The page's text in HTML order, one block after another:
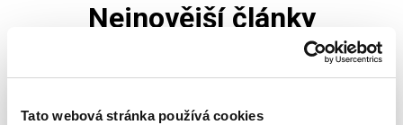
Tato webová stránka používá cookies
Nejnovější články